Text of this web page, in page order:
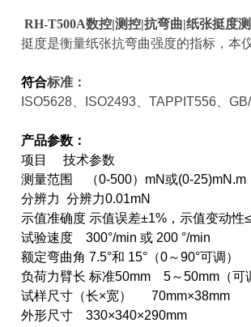
RH-T500A数控|测控|抗弯曲|纸张挺度
挺度是衡量纸张抗弯曲强度的指标，本
符合标准：
ISO5628 、ISO2493、TAPPIT556、
产品参数：
项目 技术参数
测量范围 （0-500）mN或(0-25)mN.m
分辨力 分辨力0.01mN
示值准确度 示值误差±1%，示值变动性
试验速度 300°/min 或 200 °/min
额定弯曲角 7.5°和 15°（0～90°可调）
负荷力臂长 标准50mm 5～50mm（可
试样尺寸（长×宽） 70mm×38mm
外形尺寸 330×340×290mm